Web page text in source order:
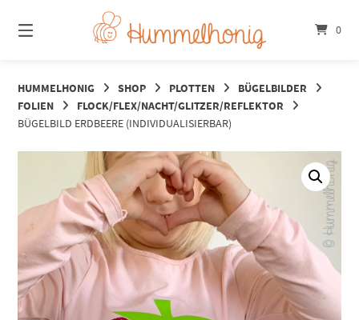
zum
Inhalt
0
HUMMELHONIG SHOP PLOTTEN
BÜGELBILDER
FOLIEN
FLOCK/FLEX/NACHT/GLITZER/REFLEKTOR
BÜGELBILD ERDBEERE (INDIVIDUALISIERBAR)